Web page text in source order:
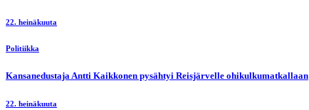
22. heinäkuuta
Politiikka
Kansanedustaja Antti Kaikkonen pysähtyi Reisjärvelle ohikulkumatkallaan
22. heinäkuuta